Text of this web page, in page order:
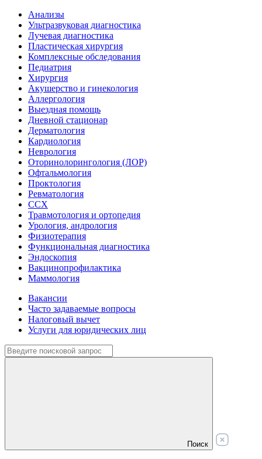
Анализы
Ультразвуковая диагностика
Лучевая диагностика
Пластическая хирургия
Комплексные обследования
Педиатрия
Хирургия
Акушерство и гинекология
Аллергология
Выездная помощь
Дневной стационар
Дерматология
Кардиология
Неврология
Оторинолорингология (ЛОР)
Офтальмология
Проктология
Ревматология
ССХ
Травмотология и ортопедия
Урология, андрология
Физиотерапия
Функциональная диагностика
Эндоскопия
Вакцинопрофилактика
Маммология
Вакансии
Часто задаваемые вопросы
Налоговый вычет
Услуги для юридических лиц
Поиск